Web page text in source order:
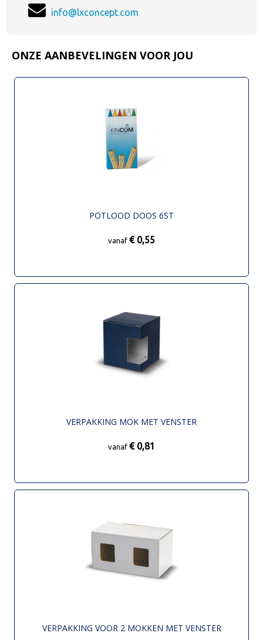
info@lxconcept.com
ONZE AANBEVELINGEN VOOR JOU
POTLOOD DOOS 6ST
vanaf € 0,55
VERPAKKING MOK MET VENSTER
vanaf € 0,81
VERPAKKING VOOR 2 MOKKEN MET VENSTER